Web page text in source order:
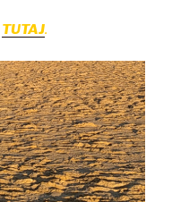
TUTAJ.